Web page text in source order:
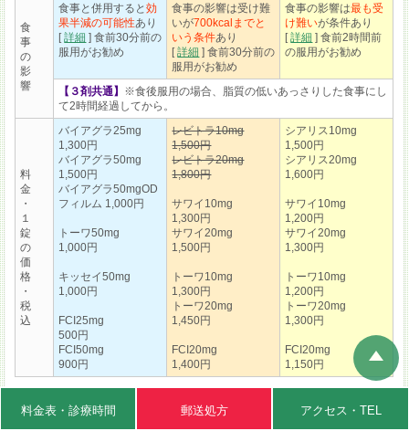
食
事
の
影
響
食事と併用すると効
果半減の可能性あり
[詳細 ] 食前30分前の
服用がお勧め
食事の影響は受け難
いが700kcalまでと
いう条件あり
[詳細 ] 食前30分前の
服用がお勧め
食事の影響は最も受
け難いが条件あり
[詳細 ] 食前2時間前
の服用がお勧め
【３剤共通】 ※食後服用の場合、脂質の低いあっさりした食事にし
て2時間経過してから。
料
金
・
１
錠
の
価
格
・
税
込
バイアグラ25mg
1,300円
バイアグラ50mg
1,500円
バイアグラ50mgOD
フィルム 1,000円
トーワ50mg
1,000円
キッセイ50mg
1,000円
FCI25mg
500円
FCI50mg
900円
レビトラ10mg
1,500円
レビトラ20mg
1,800円
サワイ10mg
1,300円
サワイ20mg
1,500円
トーワ10mg
1,300円
トーワ20mg
1,450円
FCI20mg
1,400円
シアリス10mg
1,500円
シアリス20mg
1,600円
サワイ10mg
1,200円
サワイ20mg
1,300円
トーワ10mg
1,200円
トーワ20mg
1,300円
FCI20mg
1,150円
料金表・ 診療時間 郵送処方 アクセス ・TEL